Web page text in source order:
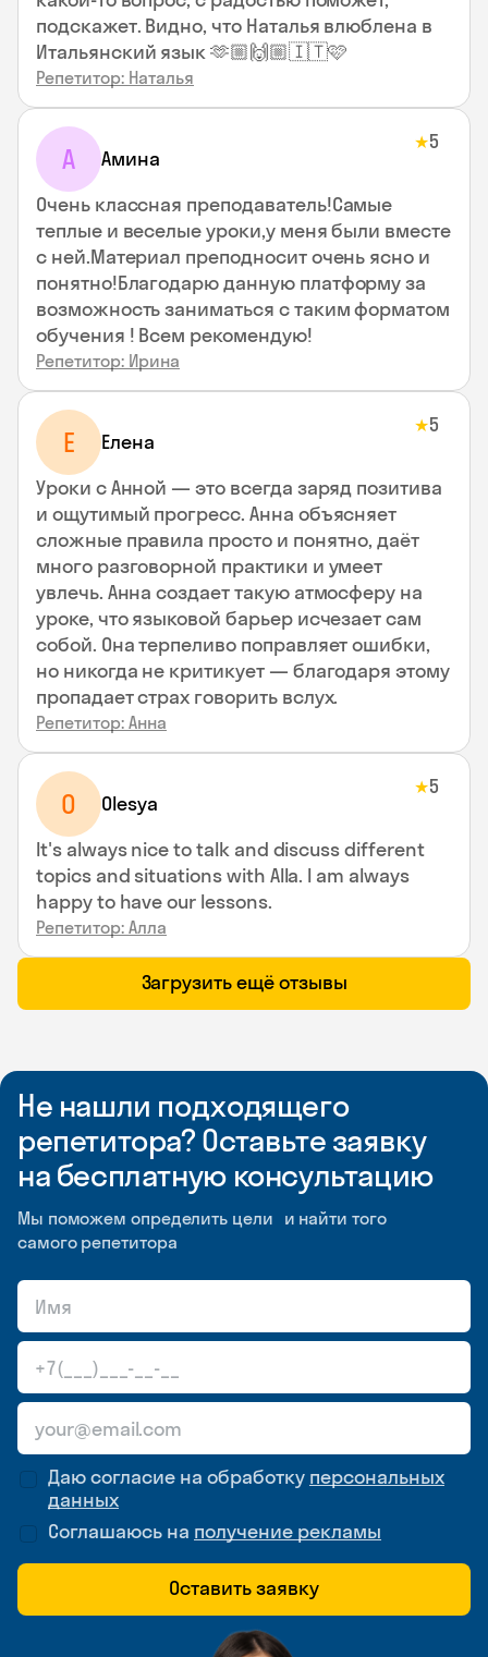
подскажет. Видно, что Наталья влюблена в
Итальянский язык 🫶🏼🙌🏼🇮🇹🩷
Репетитор: Наталья
А Амина
★5
Очень классная преподаватель!Самые
теплые и веселые уроки,у меня были вместе
с ней.Материал преподносит очень ясно и
понятно!Благодарю данную платформу за
возможность заниматься с таким форматом
обучения ! Всем рекомендую!
Репетитор: Ирина
Е Елена
★5
Уроки с Анной — это всегда заряд позитива
и ощутимый прогресс. Анна объясняет
сложные правила просто и понятно, даёт
много разговорной практики и умеет
увлечь. Анна создает такую атмосферу на
уроке, что языковой барьер исчезает сам
собой. Она терпеливо поправляет ошибки,
но никогда не критикует — благодаря этому
пропадает страх говорить вслух.
Репетитор: Анна
O Olesya
★5
It's always nice to talk and discuss different
topics and situations with Alla. I am always
happy to have our lessons.
Репетитор: Алла
Загрузить ещё отзывы
Не нашли подходящего
репетитора? Оставьте заявку
на бесплатную консультацию
Мы поможем определить цели и найти того
самого репетитора
Даю согласие на обработку персональных
данных
Соглашаюсь на получение рекламы
Оставить заявку